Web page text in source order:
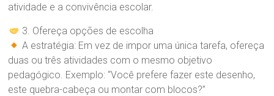
atividade e a convivência escolar.
3. Ofereça opções de escolha
A estratégia: Em vez de impor uma única tarefa, ofereça
duas ou três atividades com o mesmo objetivo
pedagógico. Exemplo: “Você prefere fazer este desenho,
este quebra-cabeça ou montar com blocos?”